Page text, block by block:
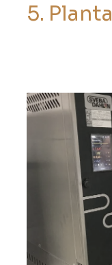
5. Planta